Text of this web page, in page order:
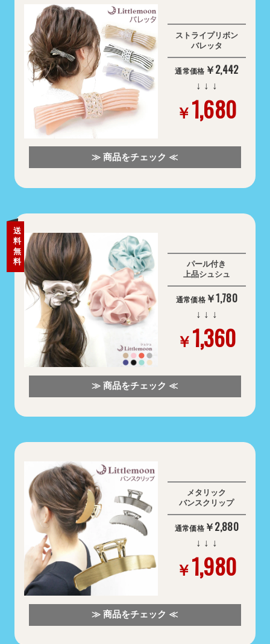
ストライプリボン
バレッタ
通常価格 ￥2,442
↓ ↓ ↓
￥1,680
≫ 商品をチェック ≪
送
料
無
料
パール付き
上品シュシュ
通常価格 ￥1,780
↓ ↓ ↓
￥1,360
≫ 商品をチェック ≪
メタリック
バンスクリップ
通常価格 ￥2,880
↓ ↓ ↓
￥1,980
≫ 商品をチェック ≪